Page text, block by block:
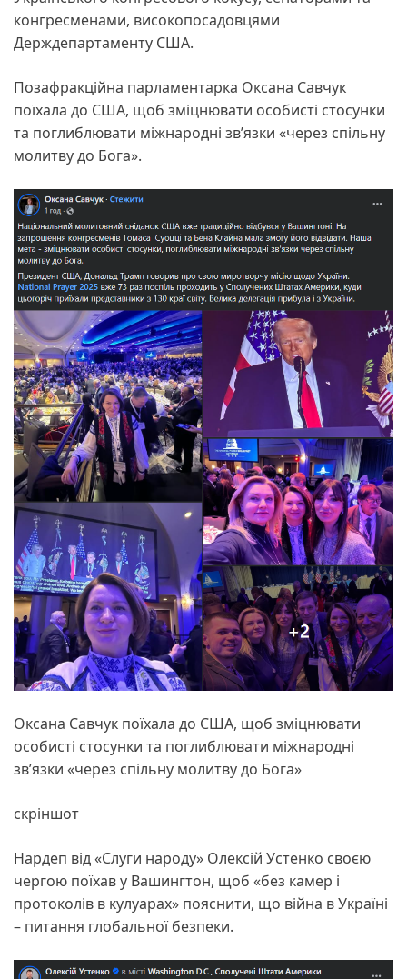
конгресменами, високопосадовцями
Держдепартаменту США.
Позафракційна парламентарка Оксана Савчук
поїхала до США, щоб зміцнювати особисті стосунки
та поглиблювати міжнародні зв’язки «через спільну
молитву до Бога».
Оксана Савчук поїхала до США, щоб зміцнювати
особисті стосунки та поглиблювати міжнародні
зв’язки «через спільну молитву до Бога»
скріншот
Нардеп від «Слуги народу» Олексій Устенко своєю
чергою поїхав у Вашингтон, щоб «без камер і
протоколів в кулуарах» пояснити, що війна в Україні
– питання глобальної безпеки.